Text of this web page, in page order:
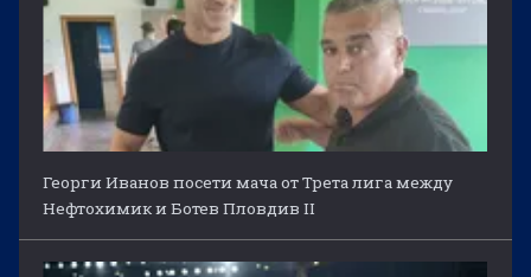
Георги Иванов посети мача от Трета лига между
Нефтохимик и Ботев Пловдив II